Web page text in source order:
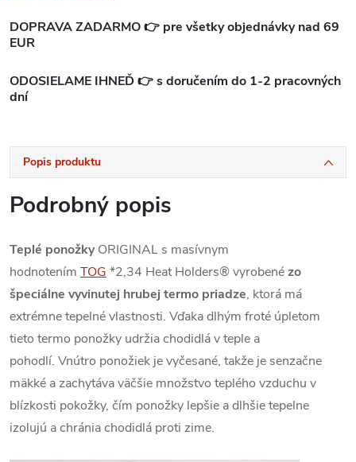
DOPRAVA ZADARMO 👉 pre všetky objednávky nad 69
EUR
ODOSIELAME IHNEĎ 👉 s doručením do 1-2 pracovných
dní
Popis produktu
Podrobný popis
Teplé ponožkyORIGINAL s masívnym
hodnotením TOG *2,34 Heat Holders® vyrobenézo
špeciálne vyvinutej hrubej termo priadze, ktorá má
extrémne tepelné vlastnosti. Vďaka dlhým froté úpletom
tieto termo ponožky udržia chodidlá v teple a
pohodlí. Vnútro ponožiek je vyčesané, takže je senzačne
mäkké a zachytáva väčšie množstvo teplého vzduchu v
blízkosti pokožky, čím ponožky lepšie a dlhšie tepelne
izolujú a chránia chodidlá proti zime.